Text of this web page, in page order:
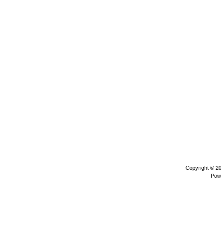
Copyright ©